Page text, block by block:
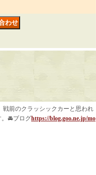
戦前のクラッシックカーと思われ
🚘ブログhttps://blog.goo.ne.jp/mo